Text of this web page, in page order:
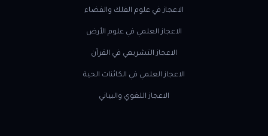
الاعجاز في علوم الفلك والفضاء
الاعجاز العلمي في علوم الأرض
الاعجاز التشريعي في القرآن
الاعجاز العلمي في الكائنات الحية
الاعجاز اللغوي والبياني